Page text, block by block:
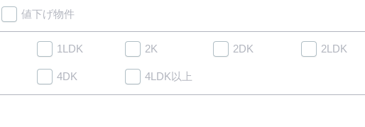
値下げ物件
1LDK 2K 2DK 2LDK
4DK 4LDK以上